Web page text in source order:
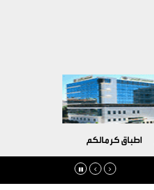
اطباق كرمالكم